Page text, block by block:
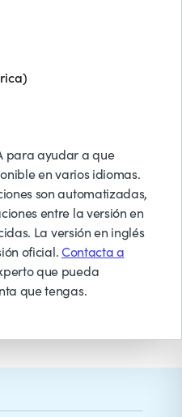
para ayudar a que
en varios idiomas.
son automatizadas,
entre la versión en
La versión en inglés
oficial.Contacta a
que pueda
que tengas.
rápido de lo que es